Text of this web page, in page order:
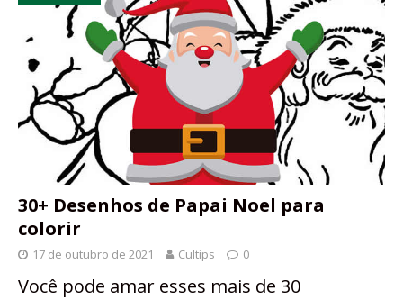
30+ Desenhos de Papai Noel para
colorir
17 de outubro de 2021 Cultips 0
Você pode amar esses mais de 30